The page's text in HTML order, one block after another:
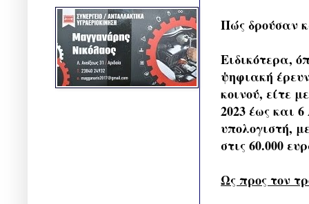
Πώς δρούσαν
Ειδικότερα,
ψηφιακή
κοινού, είτε
2023 έως και
υπολογιστή,
στις 60.000
Ως προς τον